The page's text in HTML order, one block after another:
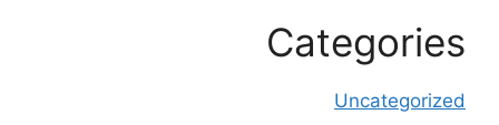
Categories
Uncategorized